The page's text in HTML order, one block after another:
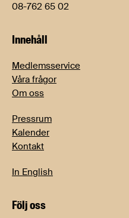
08-762 65 02
Innehåll
Medlemsservice
Våra frågor
Om oss
Pressrum
Kalender
Kontakt
In English
Följ oss